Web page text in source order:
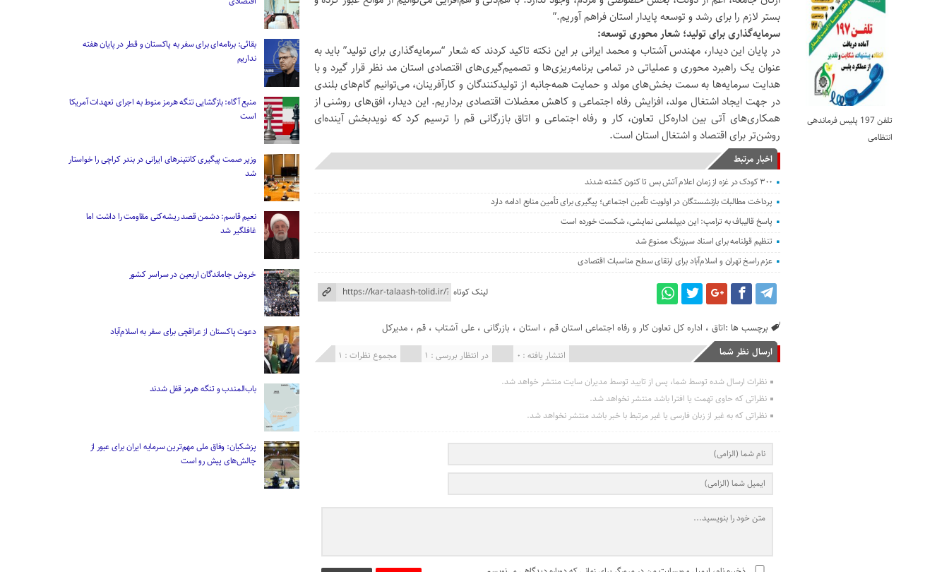
بستر لازم را برای رشد و توسعه پایدار استان فراهم آوریم.”
سرمایه‌گذاری برای تولید؛ شعار محوری توسعه:
در پایان این دیدار، مهندس آشتاب و محمد ایرانی بر این نکته تاکید کردند که شعار “سرمایه‌گذاری برای تولید” باید به
عنوان یک راهبرد محوری و عملیاتی در تمامی برنامه‌ریزی‌ها و تصمیم‌گیری‌های اقتصادی استان مد نظر قرار گیرد و با
هدایت سرمایه‌ها به سمت بخش‌های مولد و حمایت همه‌جانبه از تولیدکنندگان و کارآفرینان، می‌توانیم گام‌های بلندی
در جهت ایجاد اشتغال مولد، افزایش رفاه اجتماعی و کاهش معضلات اقتصادی برداریم. این دیدار، افق‌های روشنی از
همکاری‌های آتی بین اداره‌کل تعاون، کار و رفاه اجتماعی و اتاق بازرگانی قم را ترسیم کرد که نویدبخش آینده‌ای
روشن‌تر برای اقتصاد و اشتغال استان است.
اخبار مرتبط
۳۰۰ کودک در غزه از زمان اعلام آتش بس تا کنون کشته شدند
پرداخت مطالبات بازنشستگان در اولویت تأمین اجتماعی؛ پیگیری برای تأمین منابع ادامه دارد
پاسخ قالیباف به ترامپ: این دیپلماسی نمایشی، شکست خورده است
تنظیم قولنامه برای اسناد سبزرنگ ممنوع شد
عزم راسخ تهران و اسلام‌آباد برای ارتقای سطح مناسبات اقتصادی
لینک کوتاه
برچسب ها :اتاق ، اداره کل تعاون کار و رفاه اجتماعی استان قم ، استان ، بازرگانی ،علی آشتاب ،قم ،مدیرکل
ارسال نظر شما
مجموع نظرات : 1 در انتظار بررسی : 1 انتشار یافته : 0
نظرات ارسال شده توسط شما، پس از تایید توسط مدیران سایت منتشر خواهد شد.
نظراتی که حاوی تهمت یا افترا باشد منتشر نخواهد شد.
نظراتی که به غیر از زبان فارسی یا غیر مرتبط با خبر باشد منتشر نخواهد شد.
تلفن 197 پلیس فرماندهی
انتظامی
بقائی: برنامه‌ای برای سفر به پاکستان و قطر در پایان هفته
نداریم
منبع آگاه: بازگشایی تنگه هرمز منوط به اجرای تعهدات آمریکا
است
وزیر صمت پیگیری کانتینر‌های ایرانی در بندر کراچی را خواستار
شد
نعیم قاسم: دشمن قصد ریشه‌کنی مقاومت را داشت اما
غافلگیر شد
خروش جاماندگان اربعین در سراسر کشور
دعوت پاکستان از عراقچی برای سفر به اسلام‌آباد
باب‌المندب و تنگه هرمز قفل شدند
پزشکیان: وفاق ملی مهم‌ترین سرمایه ایران برای عبور از
چالش‌های پیش رو است